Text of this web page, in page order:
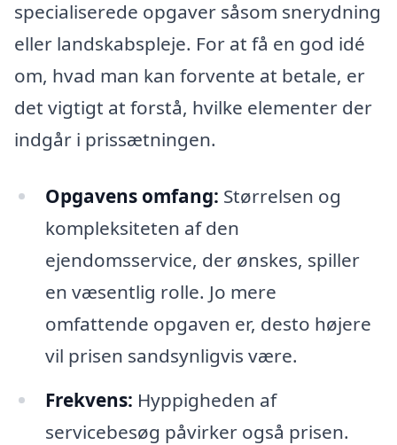
specialiserede opgaver såsom snerydning
eller landskabspleje. For at få en god idé
om, hvad man kan forvente at betale, er
det vigtigt at forstå, hvilke elementer der
indgår i prissætningen.
Opgavens omfang: Størrelsen og
kompleksiteten af den
ejendomsservice, der ønskes, spiller
en væsentlig rolle. Jo mere
omfattende opgaven er, desto højere
vil prisen sandsynligvis være.
Frekvens: Hyppigheden af
servicebesøg påvirker også prisen.